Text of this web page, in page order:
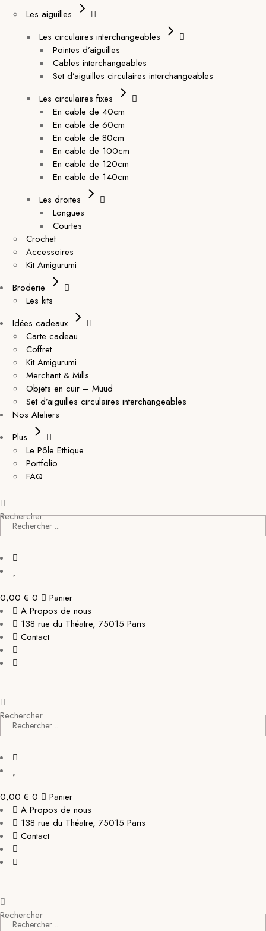
Les aiguilles
Les circulaires interchangeables
Pointes d’aiguilles
Cables interchangeables
Set d’aiguilles circulaires interchangeables
Les circulaires fixes
En cable de 40cm
En cable de 60cm
En cable de 80cm
En cable de 100cm
En cable de 120cm
En cable de 140cm
Les droites
Longues
Courtes
Crochet
Accessoires
Kit Amigurumi
Broderie
Les kits
Idées cadeaux
Carte cadeau
Coffret
Kit Amigurumi
Merchant & Mills
Objets en cuir – Muud
Set d’aiguilles circulaires interchangeables
Nos Ateliers
Plus
Le Pôle Ethique
Portfolio
FAQ
Rechercher
0,00 € 0
Panier
A Propos de nous
138 rue du Théatre, 75015 Paris
Contact
Rechercher
0,00 € 0
Panier
A Propos de nous
138 rue du Théatre, 75015 Paris
Contact
Rechercher